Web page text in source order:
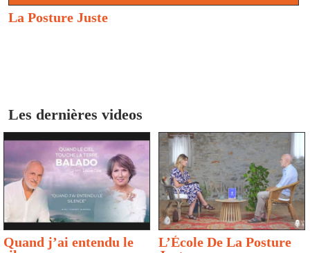
La Posture Juste
Les dernières videos
Quand j’ai entendu le
L’École De La Posture